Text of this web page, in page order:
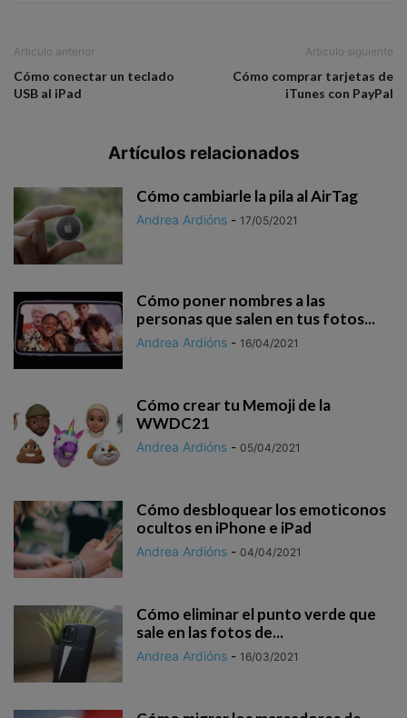
Artículo anterior
Cómo conectar un teclado
USB al iPad
Artículo siguiente
Cómo comprar tarjetas de
iTunes con PayPal
Artículos relacionados
Cómo cambiarle la pila al AirTag
Andrea Ardións - 17/05/2021
Cómo poner nombres a las
personas que salen en tus fotos...
Andrea Ardións - 16/04/2021
Cómo crear tu Memoji de la
WWDC21
Andrea Ardións - 05/04/2021
Cómo desbloquear los emoticonos
ocultos en iPhone e iPad
Andrea Ardións - 04/04/2021
Cómo eliminar el punto verde que
sale en las fotos de...
Andrea Ardións - 16/03/2021